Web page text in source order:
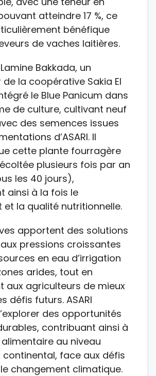
atteindre 17 %, ce
bénéfique
de vaches laitières.
Bakkada, un
la coopérative Sakia El
le Blue Panicum dans
de culture, cultivant neuf
des semences issues
d’ASARI. Il
cette plante fourragère
plusieurs fois par an
les 40 jours),
ainsi à la fois le
et la qualité nutritionnelle.
apportent des solutions
pressions croissantes
en eau d’irrigation
arides, tout en
aux agriculteurs de mieux
défis futurs. ASARI
des opportunités
contribuant ainsi à
au niveau
face aux défis
changement climatique.